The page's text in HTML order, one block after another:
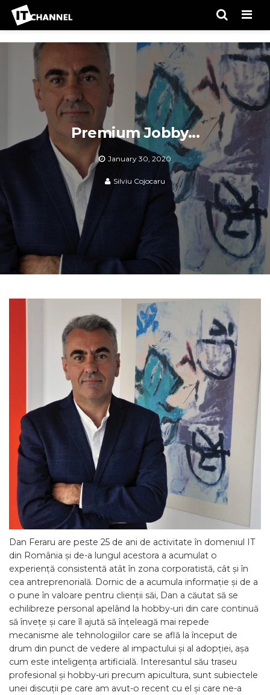
Premium Jobby...
January 30, 2020
Silviu Cojocaru
Dan Feraru are peste 25 de ani de activitate în domeniul IT
din România și de-a lungul acestora a acumulat o
experiență consistentă atât în zona corporatistă, cât și în
cea antreprenorială. Dornic de a acumula informație și de a
o pune în valoare pentru clienții săi, Dan a căutat să se
echilibreze personal apelând la hobby-uri din care continuă
să învețe și care îl ajută să înțeleagă mai repede
mecanisme ale tehnologiilor care se află la început de
drum din punct de vedere al impactului și al adopției, așa
cum este inteligența artificială. Interesantul său traseu
profesional și hobby-uri precum apicultura, sunt subiectele
unei discuții pe care am avut-o recent cu el și care ne-a